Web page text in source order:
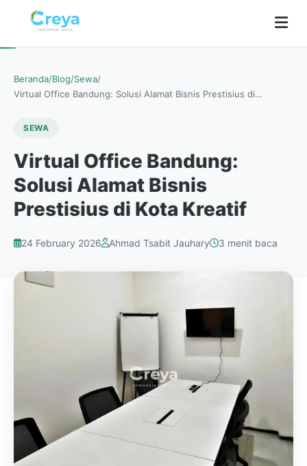
Beranda/Blog/Sewa/
Virtual Office Bandung: Solusi Alamat Bisnis Prestisius di…
SEWA
Virtual Office Bandung:
Solusi Alamat Bisnis
Prestisius di Kota Kreatif
24 February 2026 Ahmad Tsabit Jauhary 3 menit baca